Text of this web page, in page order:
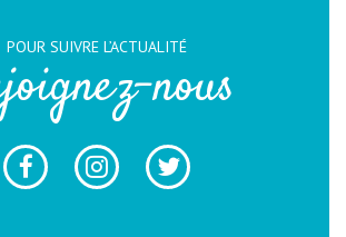
POUR SUIVRE L’ACTUALITÉ
nous